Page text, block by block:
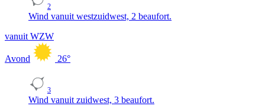
2
Wind vanuit westzuidwest, 2 beaufort.
vanuit WZW
Avond 26°
3
Wind vanuit zuidwest, 3 beaufort.